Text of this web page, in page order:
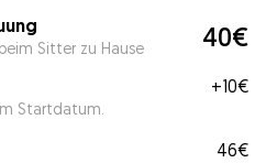
Sitter zu Hause 40€
Startdatum.
+10€
46€